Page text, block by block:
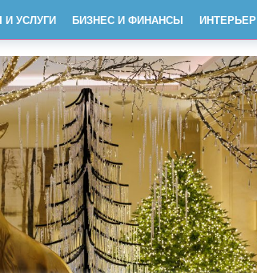
УСЛУГИ БИЗНЕС И ФИНАНСЫ ИНТЕРЬЕР